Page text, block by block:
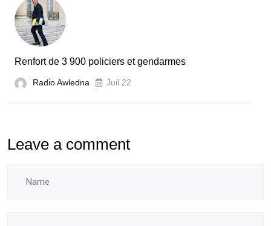
Renfort de 3 900 policiers et gendarmes
Radio Awledna Juil 22
Leave a comment